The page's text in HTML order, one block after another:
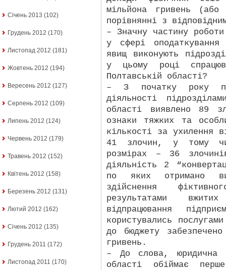
Січень 2013 (102)
Грудень 2012 (170)
Листопад 2012 (181)
Жовтень 2012 (194)
Вересень 2012 (127)
Серпень 2012 (109)
Липень 2012 (124)
Червень 2012 (179)
Травень 2012 (152)
Квітень 2012 (158)
Березень 2012 (131)
Лютий 2012 (162)
Січень 2012 (135)
Грудень 2011 (172)
Листопад 2011 (170)
мільйона гривень
порівнянні з
– Значну частину
у сфері оподаткування
явищ виконують
у цьому році
Полтавській області?
– З початку року по
діяльності
області виявлено 89
ознаки тяжких та
кількості за ухилення
41 злочин, у тому
розмірах – 36
діяльність 2
по яких отримано
здійснення
результатами
відпрацювання
користувались
до бюджету
гривень.
– До слова, юридична
області обіймає